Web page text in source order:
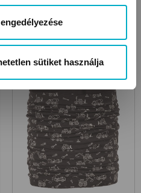
sütiket használja
Overálok, bundazsákok